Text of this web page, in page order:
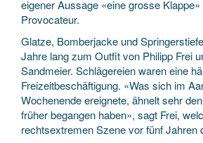
eigener Aussage «eine grosse
Provocateur.
Glatze, Bomberjacke und
Jahre lang zum Outfit von Philipp Frei
Sandmeier. Schlägereien waren eine
Freizeitbeschäftigung. «Was sich im
Wochenende ereignete, ähnelt sehr
früher begangen haben», sagt Frei,
rechtsextremen Szene vor fünf Jahren